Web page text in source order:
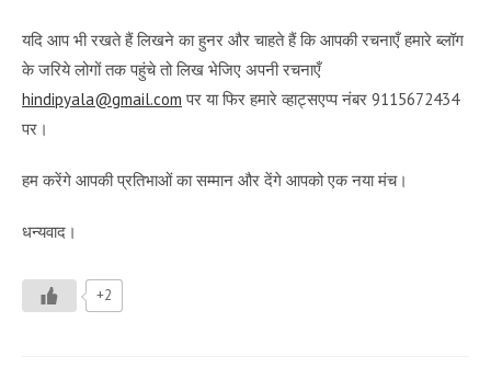
यदि आप भी रखते हैं लिखने का हुनर और चाहते हैं कि आपकी रचनाएँ हमारे ब्लॉग
के जरिये लोगों तक पहुंचे तो लिख भेजिए अपनी रचनाएँ
hindipyala@gmail.com पर या फिर हमारे व्हाट्सएप्प नंबर 9115672434
पर।
हम करेंगे आपकी प्रतिभाओं का सम्मान और देंगे आपको एक नया मंच।
धन्यवाद।
+2